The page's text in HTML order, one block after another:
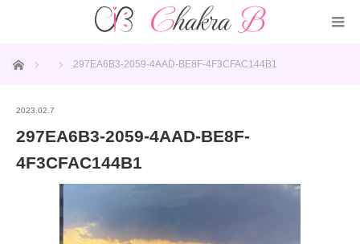
ホーム 297EA6B3-2059-4AAD-BE8F-4F3CFAC144B1
2023.02.7
297EA6B3-2059-4AAD-BE8F-
4F3CFAC144B1